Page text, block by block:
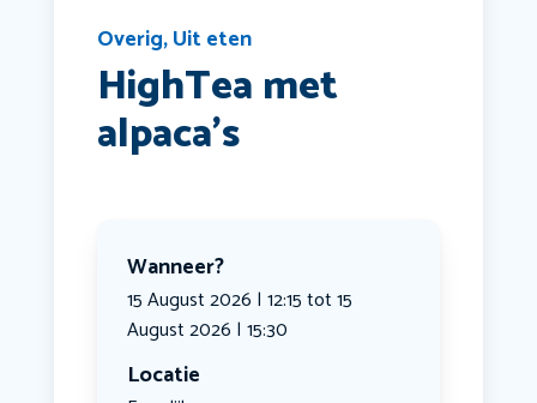
Overig,Uit eten
HighTea met
alpaca’s
Wanneer?
15 August 2026 | 12:15 tot 15
August 2026 | 15:30
Locatie